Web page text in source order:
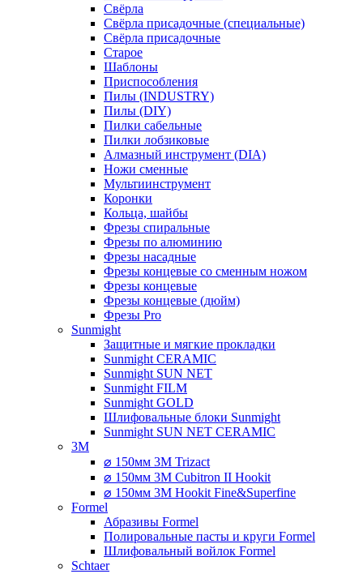
Свёрла
Свёрла присадочные (специальные)
Свёрла присадочные
Старое
Шаблоны
Приспособления
Пилы (INDUSTRY)
Пилы (DIY)
Пилки сабельные
Пилки лобзиковые
Алмазный инструмент (DIA)
Ножи сменные
Мультиинструмент
Коронки
Кольца, шайбы
Фрезы спиральные
Фрезы по алюминию
Фрезы насадные
Фрезы концевые со сменным ножом
Фрезы концевые
Фрезы концевые (дюйм)
Фрезы Pro
Sunmight
Защитные и мягкие прокладки
Sunmight CERAMIC
Sunmight SUN NET
Sunmight FILM
Sunmight GOLD
Шлифовальные блоки Sunmight
Sunmight SUN NET CERAMIC
3M
⌀ 150мм 3M Trizact
⌀ 150мм 3M Cubitron II Hookit
⌀ 150мм 3M Hookit Fine&Superfine
Formel
Абразивы Formel
Полировальные пасты и круги Formel
Шлифовальный войлок Formel
Schtaer